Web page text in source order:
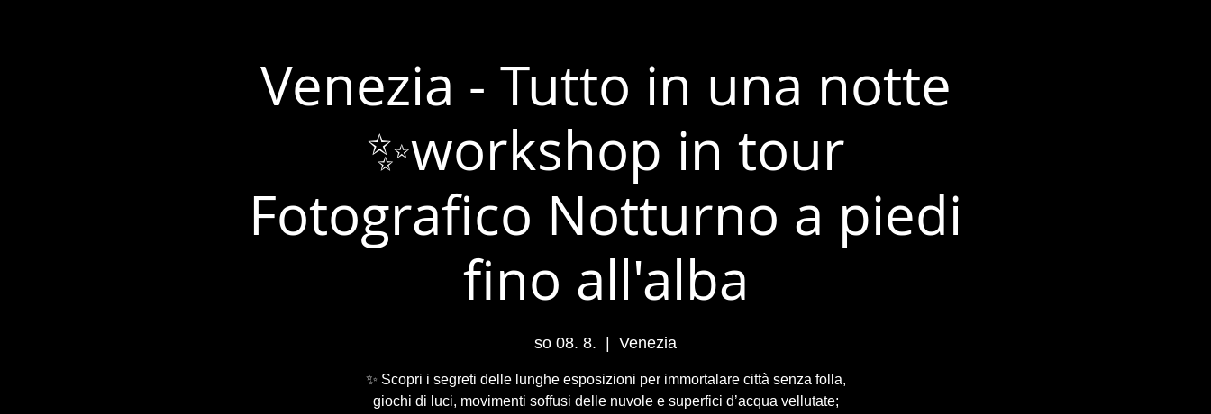
Venezia - Tutto in una notte
✨workshop in tour
Fotografico Notturno a piedi
fino all'alba
so 08. 8. Venezia
✨ Scopri i segreti delle lunghe esposizioni per immortalare città senza folla,
giochi di luci, movimenti soffusi delle nuvole e superfici d’acqua vellutate;